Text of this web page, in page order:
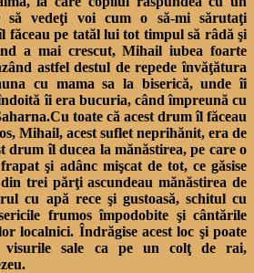
să vedeţi voi cum o să-mi sărutaţi
făceau pe tatăl lui tot timpul să râdă şi
a mai crescut, Mihail iubea foarte
astfel destul de repede învăţătura
cu mama sa la biserică, unde îi
îi era bucuria, când împreună cu
toate că acest drum îl făceau
Mihail, acest suflet neprihănit, era de
drum îl ducea la mănăstirea, pe care o
şi adânc mişcat de tot, ce găsise
trei părţi ascundeau mănăstirea de
cu apă rece şi gustoasă, schitul cu
frumos împodobite şi cântările
localnici. Îndrăgise acest loc şi poate
visurile sale ca pe un colţ de rai,